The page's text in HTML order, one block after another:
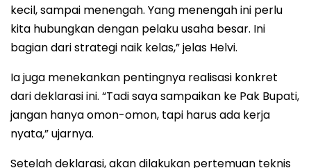
kecil, sampai menengah. Yang menengah ini perlu
kita hubungkan dengan pelaku usaha besar. Ini
bagian dari strategi naik kelas,” jelas Helvi.
Ia juga menekankan pentingnya realisasi konkret
dari deklarasi ini. “Tadi saya sampaikan ke Pak Bupati,
jangan hanya omon-omon, tapi harus ada kerja
nyata,” ujarnya.
Setelah deklarasi, akan dilakukan pertemuan teknis